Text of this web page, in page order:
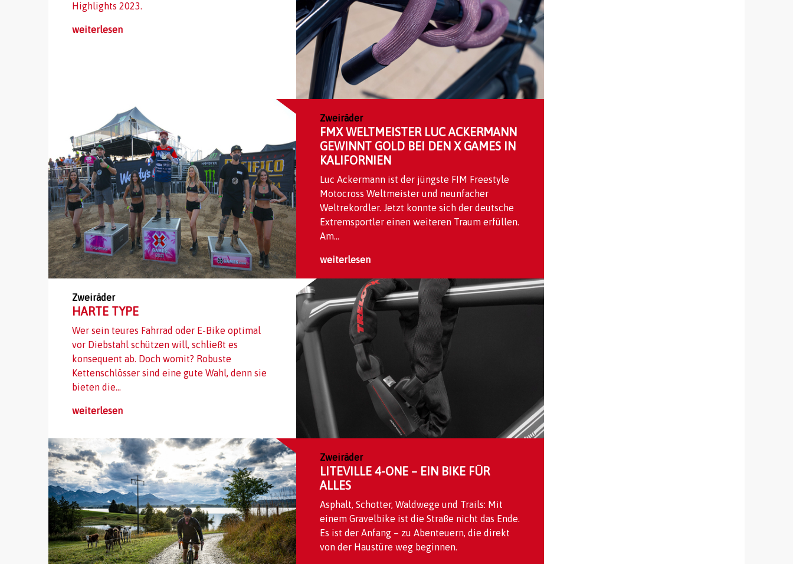
Highlights 2023.
weiterlesen
Zweiräder
FMX WELTMEISTER LUC ACKERMANN
GEWINNT GOLD BEI DEN X GAMES IN
KALIFORNIEN
Luc Ackermann ist der jüngste FIM Freestyle
Motocross Weltmeister und neunfacher
Weltrekordler. Jetzt konnte sich der deutsche
Extremsportler einen weiteren Traum erfüllen.
Am...
weiterlesen
Zweiräder
HARTE TYPE
Wer sein teures Fahrrad oder E-Bike optimal
vor Diebstahl schützen will, schließt es
konsequent ab. Doch womit? Robuste
Kettenschlösser sind eine gute Wahl, denn sie
bieten die...
weiterlesen
Zweiräder
LITEVILLE 4-ONE – EIN BIKE FÜR
ALLES
Asphalt, Schotter, Waldwege und Trails: Mit
einem Gravelbike ist die Straße nicht das Ende.
Es ist der Anfang – zu Abenteuern, die direkt
von der Haustüre weg beginnen.